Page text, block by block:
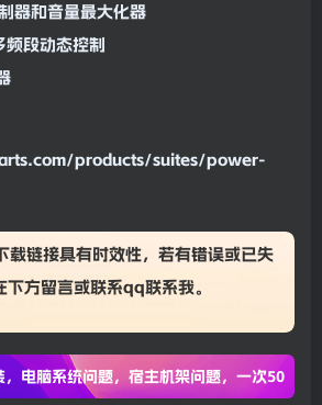
器和音量最大化器
频段动态控制
products/suites/power-
载链接具有时效性，若有错误或已失
下方留言或联系qq联系我。
电脑系统问题，宿主机架问题，一次50